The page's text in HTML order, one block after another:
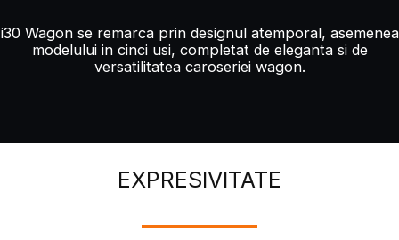
i30 Wagon se remarca prin designul atemporal, asemenea
modelului in cinci usi, completat de eleganta si de
versatilitatea caroseriei wagon.
EXPRESIVITATE